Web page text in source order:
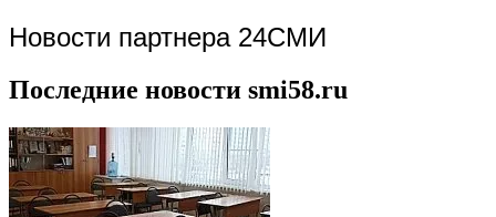
Новости партнера 24СМИ
Последние новости smi58.ru